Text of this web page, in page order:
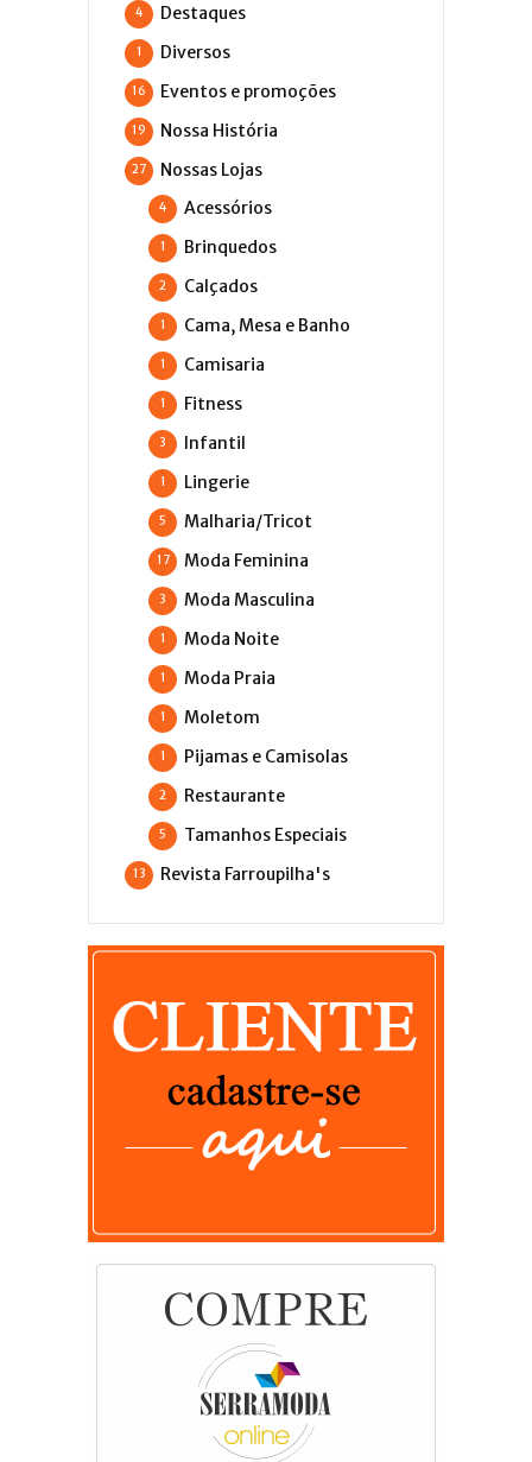
Destaques
4
Diversos
1
Eventos e promoções
16
Nossa História
19
Nossas Lojas
27
Acessórios
4
Brinquedos
1
Calçados
2
Cama, Mesa e Banho
1
Camisaria
1
Fitness
1
Infantil
3
Lingerie
1
Malharia/Tricot
5
Moda Feminina
17
Moda Masculina
3
Moda Noite
1
Moda Praia
1
Moletom
1
Pijamas e Camisolas
1
Restaurante
2
Tamanhos Especiais
5
Revista Farroupilha's
13